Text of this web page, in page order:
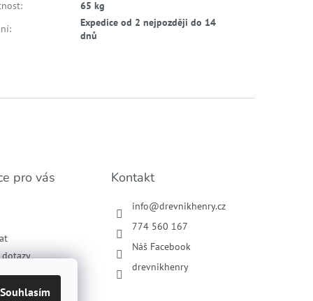
Souhlasím
:
65 kg
:
Expedice od 2 nejpozději do 14
dnů
pro vás
osobních
Kontakt
info@drevnikhenry.cz
774 560 167
Náš Facebook
drevnikhenry